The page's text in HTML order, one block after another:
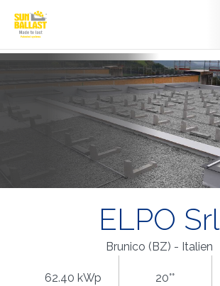
ELPO Srl
Brunico (BZ) - Italien
62.40 kWp 20°°